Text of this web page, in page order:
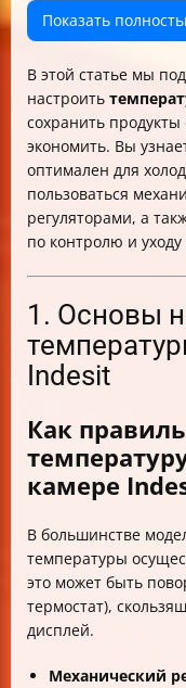
холодильника
4. Диагностика и
5.
продуктов и уходу
Итог
Показать
В этой статье мы
настроить
сохранить
экономить. Вы
оптимален для
пользоваться
регуляторами, а
по контролю и
1. Основы
Indesit
Как
камере
В большинстве
температуры
это может быть
термостат),
дисплей.
Механический